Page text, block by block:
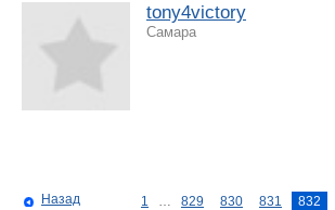
tony4victory
Самара
Назад 1 829 830 831 832